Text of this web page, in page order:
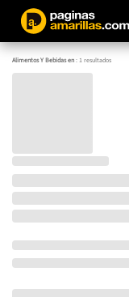
Alimentos Y Bebidas en:1resultados